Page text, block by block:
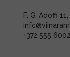
F. G. Adoffi
+372 555